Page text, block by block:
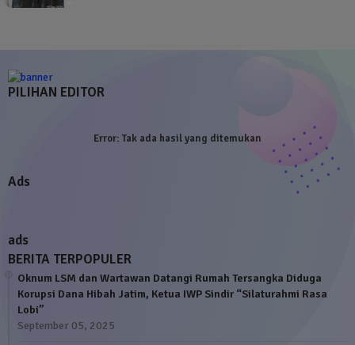
PILIHAN EDITOR
Error:Tak ada hasil yang ditemukan
Ads
ads
BERITA TERPOPULER
Oknum LSM dan Wartawan Datangi Rumah Tersangka Diduga
Korupsi Dana Hibah Jatim, Ketua IWP Sindir “Silaturahmi Rasa
Lobi”
September 05, 2025